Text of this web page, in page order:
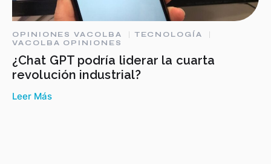
OPINIONES VACOLBA
TECNOLOGÍA
VACOLBA OPINIONES
¿Chat GPT podría liderar la cuarta
revolución industrial?
Leer Más